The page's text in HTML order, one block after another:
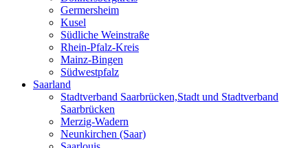
Germersheim
Kusel
Südliche Weinstraße
Rhein-Pfalz-Kreis
Mainz-Bingen
Südwestpfalz
Saarland
Stadtverband Saarbrücken,Stadt und Stadtverband
Saarbrücken
Merzig-Wadern
Neunkirchen (Saar)